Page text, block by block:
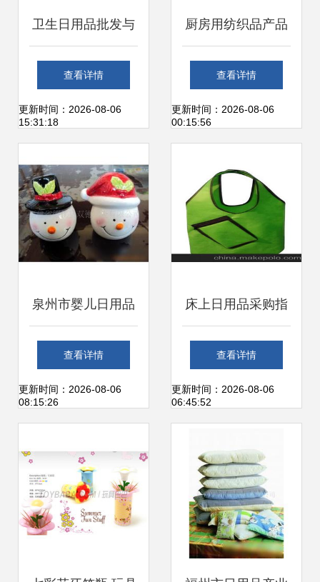
卫生日用品批发与
供应 连接厂家与市
场的桥梁
查看详情
更新时间：2026-08-06
15:31:18
厨房用纺织品产品
列表 - 第27页 | 日
用品批发采购指南
查看详情
更新时间：2026-08-06
00:15:56
泉州市婴儿日用品
产业链 从批发、供
应到零售的全面解
查看详情
更新时间：2026-08-06
08:15:26
床上日用品采购指
南 供应商、价格与
批发市场分析
查看详情
更新时间：2026-08-06
06:45:52